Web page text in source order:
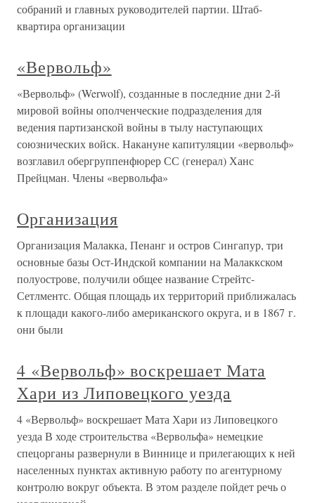
собраний и главных руководителей партии. Штаб-
квартира организации
«Вервольф»
«Вервольф» (Werwolf), созданные в последние дни 2-й
мировой войны ополченческие подразделения для
ведения партизанской войны в тылу наступающих
союзнических войск. Накануне капитуляции «вервольф»
возглавил обергруппенфюрер СС (генерал) Ханс
Прейцман. Члены «вервольфа»
Организация
Организация Малакка, Пенанг и остров Сингапур, три
основные базы Ост-Индской компании на Малаккском
полуострове, получили общее название Стрейтс-
Сетлментс. Общая площадь их территорий приближалась
к площади какого-либо американского округа, и в 1867 г.
они были
4 «Вервольф» воскрешает Мата
Хари из Липовецкого уезда
4 «Вервольф» воскрешает Мата Хари из Липовецкого
уезда В ходе строительства «Вервольфа» немецкие
спецорганы развернули в Виннице и прилегающих к ней
населенных пунктах активную работу по агентурному
контролю вокруг объекта. В этом разделе пойдет речь о